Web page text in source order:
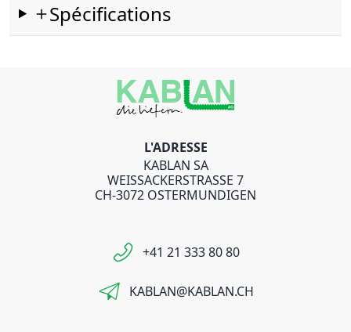
Spécifications
L'ADRESSE
KABLAN SA
WEISSACKERSTRASSE 7
CH-3072 OSTERMUNDIGEN
+41 21 333 80 80
KABLAN@KABLAN.CH